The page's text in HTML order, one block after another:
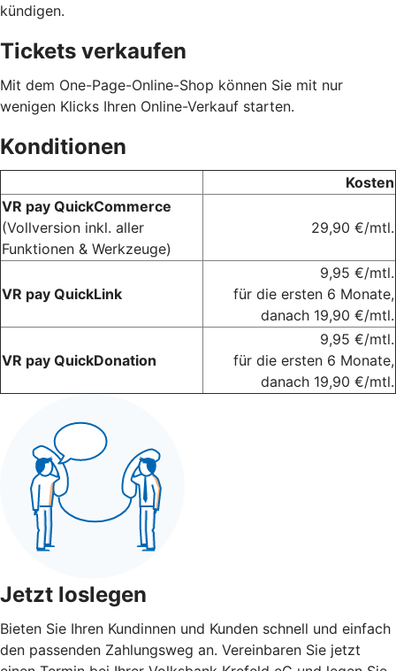
kündigen.
Tickets verkaufen
Mit dem One-Page-Online-Shop können Sie mit nur
wenigen Klicks Ihren Online-Verkauf starten.
Konditionen
Kosten
VR pay QuickCommerce
(Vollversion inkl. aller
Funktionen & Werkzeuge)
29,90 €/mtl.
VR pay QuickLink
9,95 €/mtl.
für die ersten 6 Monate,
danach 19,90 €/mtl.
VR pay QuickDonation
9,95 €/mtl.
für die ersten 6 Monate,
danach 19,90 €/mtl.
Jetzt loslegen
Bieten Sie Ihren Kundinnen und Kunden schnell und einfach
den passenden Zahlungsweg an. Vereinbaren Sie jetzt